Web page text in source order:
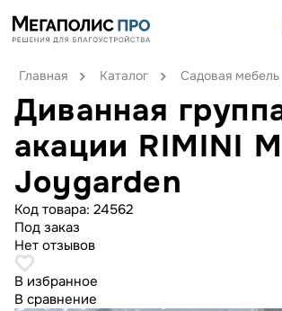
Главная Каталог Садовая мебель
Диванная
акации RIMINI M
Joygarden
Код товара: 24562
Под заказ
Нет отзывов
В избранное
В сравнение